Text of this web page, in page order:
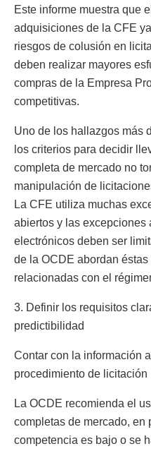
Este informe muestra que
adquisiciones de la CFE
riesgos de colusión en
deben realizar mayores
compras de la Empresa
competitivas.
Uno de los hallazgos más
los criterios para decidir
completa de mercado no
manipulación de
La CFE utiliza muchas
abiertos y las excepciones
electrónicos deben ser
de la OCDE abordan
relacionadas con el
3. Definir los requisitos
predictibilidad
Contar con la información
procedimiento de licitación
La OCDE recomienda el
completas de mercado,
competencia es bajo o se